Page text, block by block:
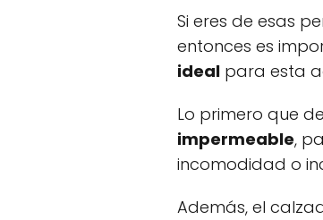
Si eres de esas
entonces es
ideal para esta
Lo primero que
impermeable,
incomodidad o
Además, el